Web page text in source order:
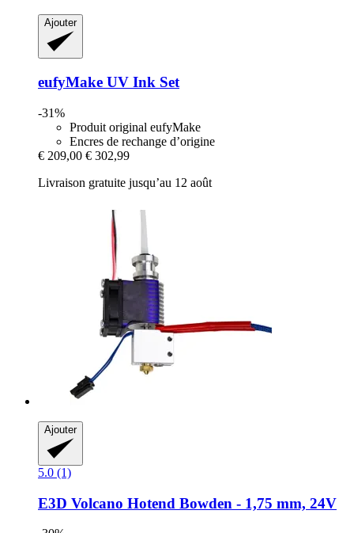
Ajouter
eufyMake UV Ink Set
-31%
Produit original eufyMake
Encres de rechange d’origine
€ 209,00 € 302,99
Livraison gratuite jusqu’au 12 août
Ajouter
5.0 (1)
E3D Volcano Hotend Bowden -​ 1,75 mm, 24V